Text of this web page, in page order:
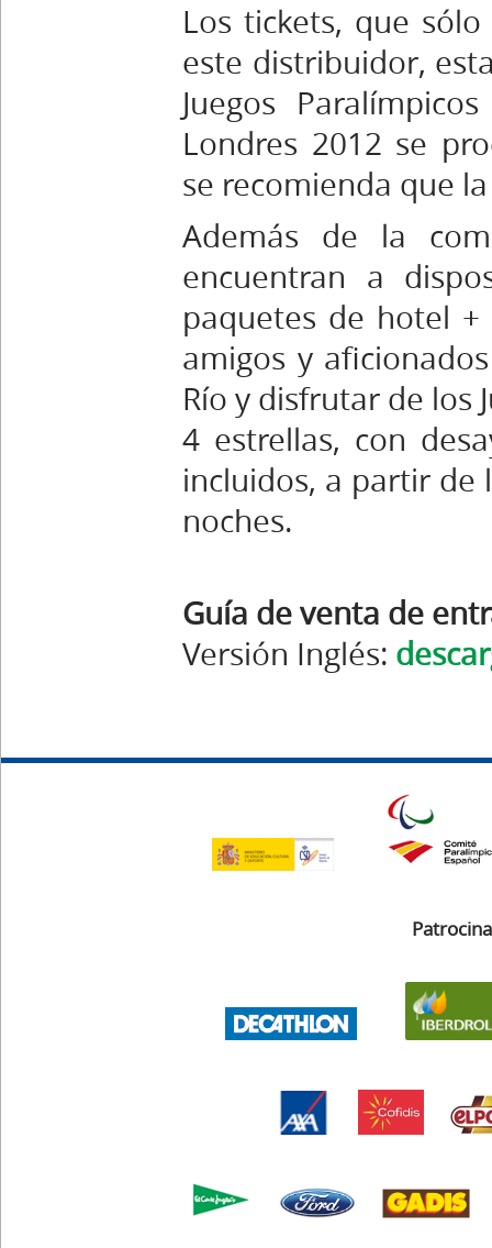
Los tickets, que
este distribuidor,
Juegos
Londres 2012 se
se recomienda que
Además de la
encuentran a
paquetes de hotel
amigos y
Río y disfrutar de los
4 estrellas, con
incluidos, a partir de
noches.
Guía de venta de
Versión Inglés: